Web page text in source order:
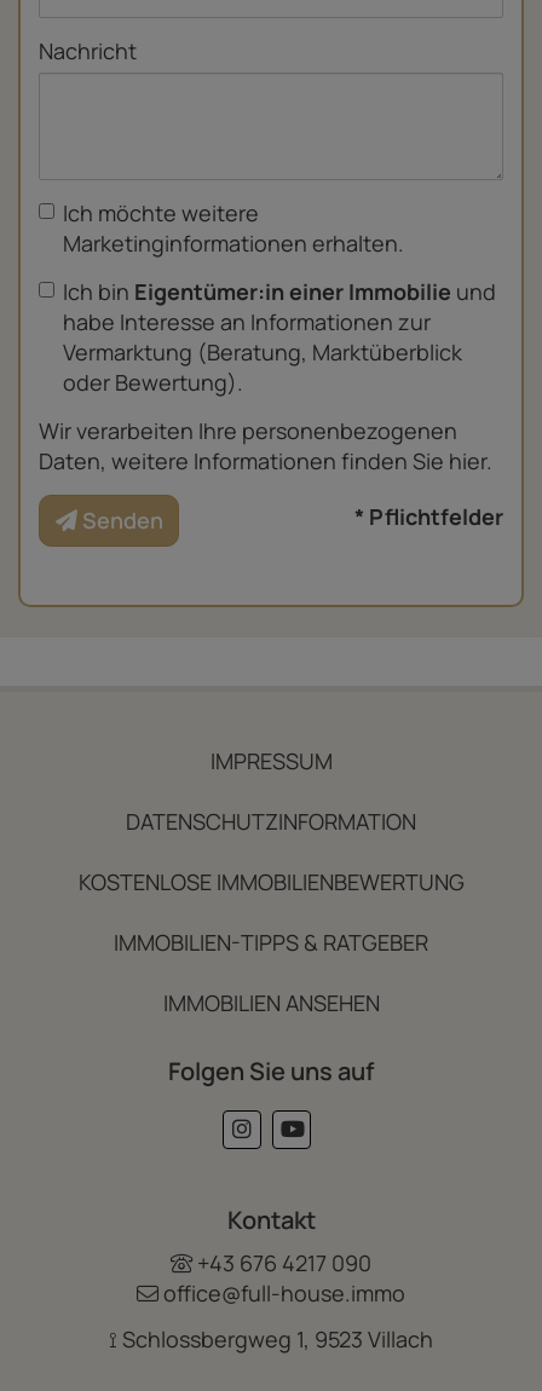
Nachricht
Ich möchte weitere
Marketinginformationen erhalten.
Ich bin Eigentümer:in einer Immobilie und
habe Interesse an Informationen zur
Vermarktung (Beratung, Marktüberblick
oder Bewertung).
Wir verarbeiten Ihre personenbezogenen
Daten, weitere Informationen finden Sie hier.
Senden * Pflichtfelder
IMPRESSUM
DATENSCHUTZINFORMATION
KOSTENLOSE IMMOBILIENBEWERTUNG
IMMOBILIEN-TIPPS & RATGEBER
IMMOBILIEN ANSEHEN
Folgen Sie uns auf
Kontakt
+43 676 4217 090
office@full-house.immo
⟟ Schlossbergweg 1, 9523 Villach